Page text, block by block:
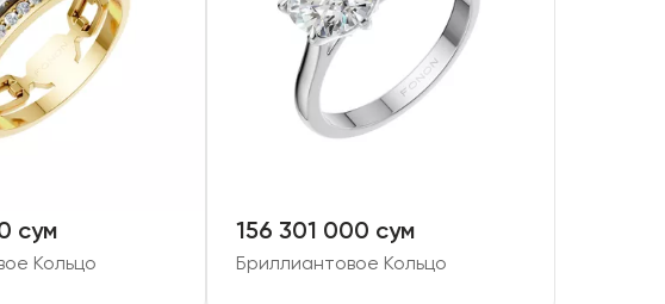
сум
Кольцо
156 301 000 сум
Бриллиантовое Кольцо